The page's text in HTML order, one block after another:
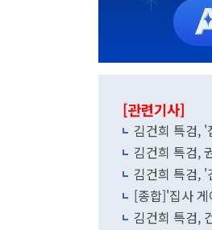
[관련기사]
김건희 특검,
김건희 특검,
김건희 특검, '
[종합]'집사 게
김건희 특검,